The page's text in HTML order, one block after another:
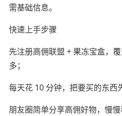
需基础信息。
快速上手步骤
先注册高佣联盟 + 果冻宝盒，
多；
每天花 10 分钟，把要买的东西
朋友圈简单分享高佣好物，慢